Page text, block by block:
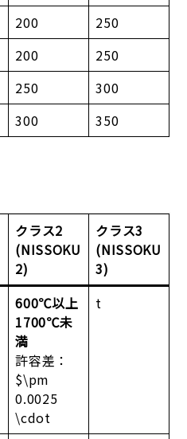
200
250
200
250
250
300
300 350
クラス2
(NISSOKU
2)
クラス3
(NISSOKU
3)
600℃以上
1700℃未
満
許容差：
$\pm
0.0025
\cdot
t